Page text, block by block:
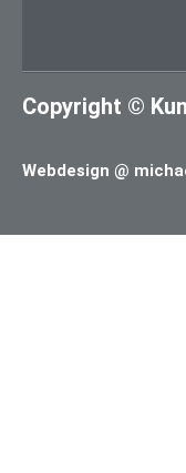
Copyright ©
Webdesign @